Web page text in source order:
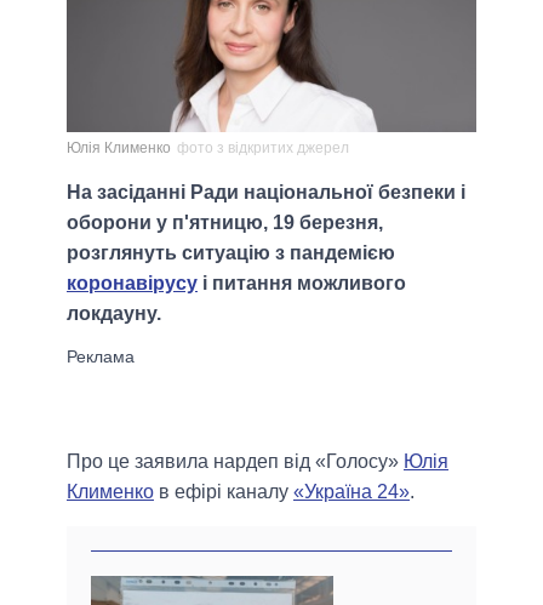
Юлія Клименко фото з відкритих джерел
На засіданні Ради національної безпеки і
оборони у п'ятницю, 19 березня,
розглянуть ситуацію з пандемією
коронавірусу і питання можливого
локдауну.
Про це заявила нардеп від «Голосу» Юлія
Клименко в ефірі каналу «Україна 24».